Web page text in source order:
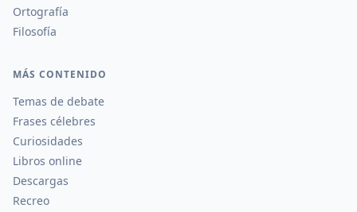
Ortografía
Filosofía
MÁS CONTENIDO
Temas de debate
Frases célebres
Curiosidades
Libros online
Descargas
Recreo